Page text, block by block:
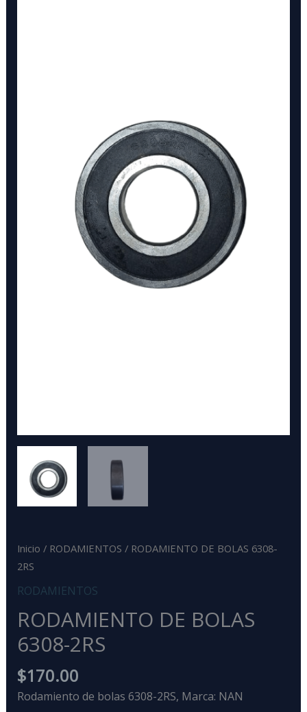
Inicio / RODAMIENTOS / RODAMIENTO DE BOLAS 6308-
2RS
RODAMIENTOS
RODAMIENTO DE BOLAS
6308-2RS
$170.00
Rodamiento de bolas 6308-2RS, Marca: NAN